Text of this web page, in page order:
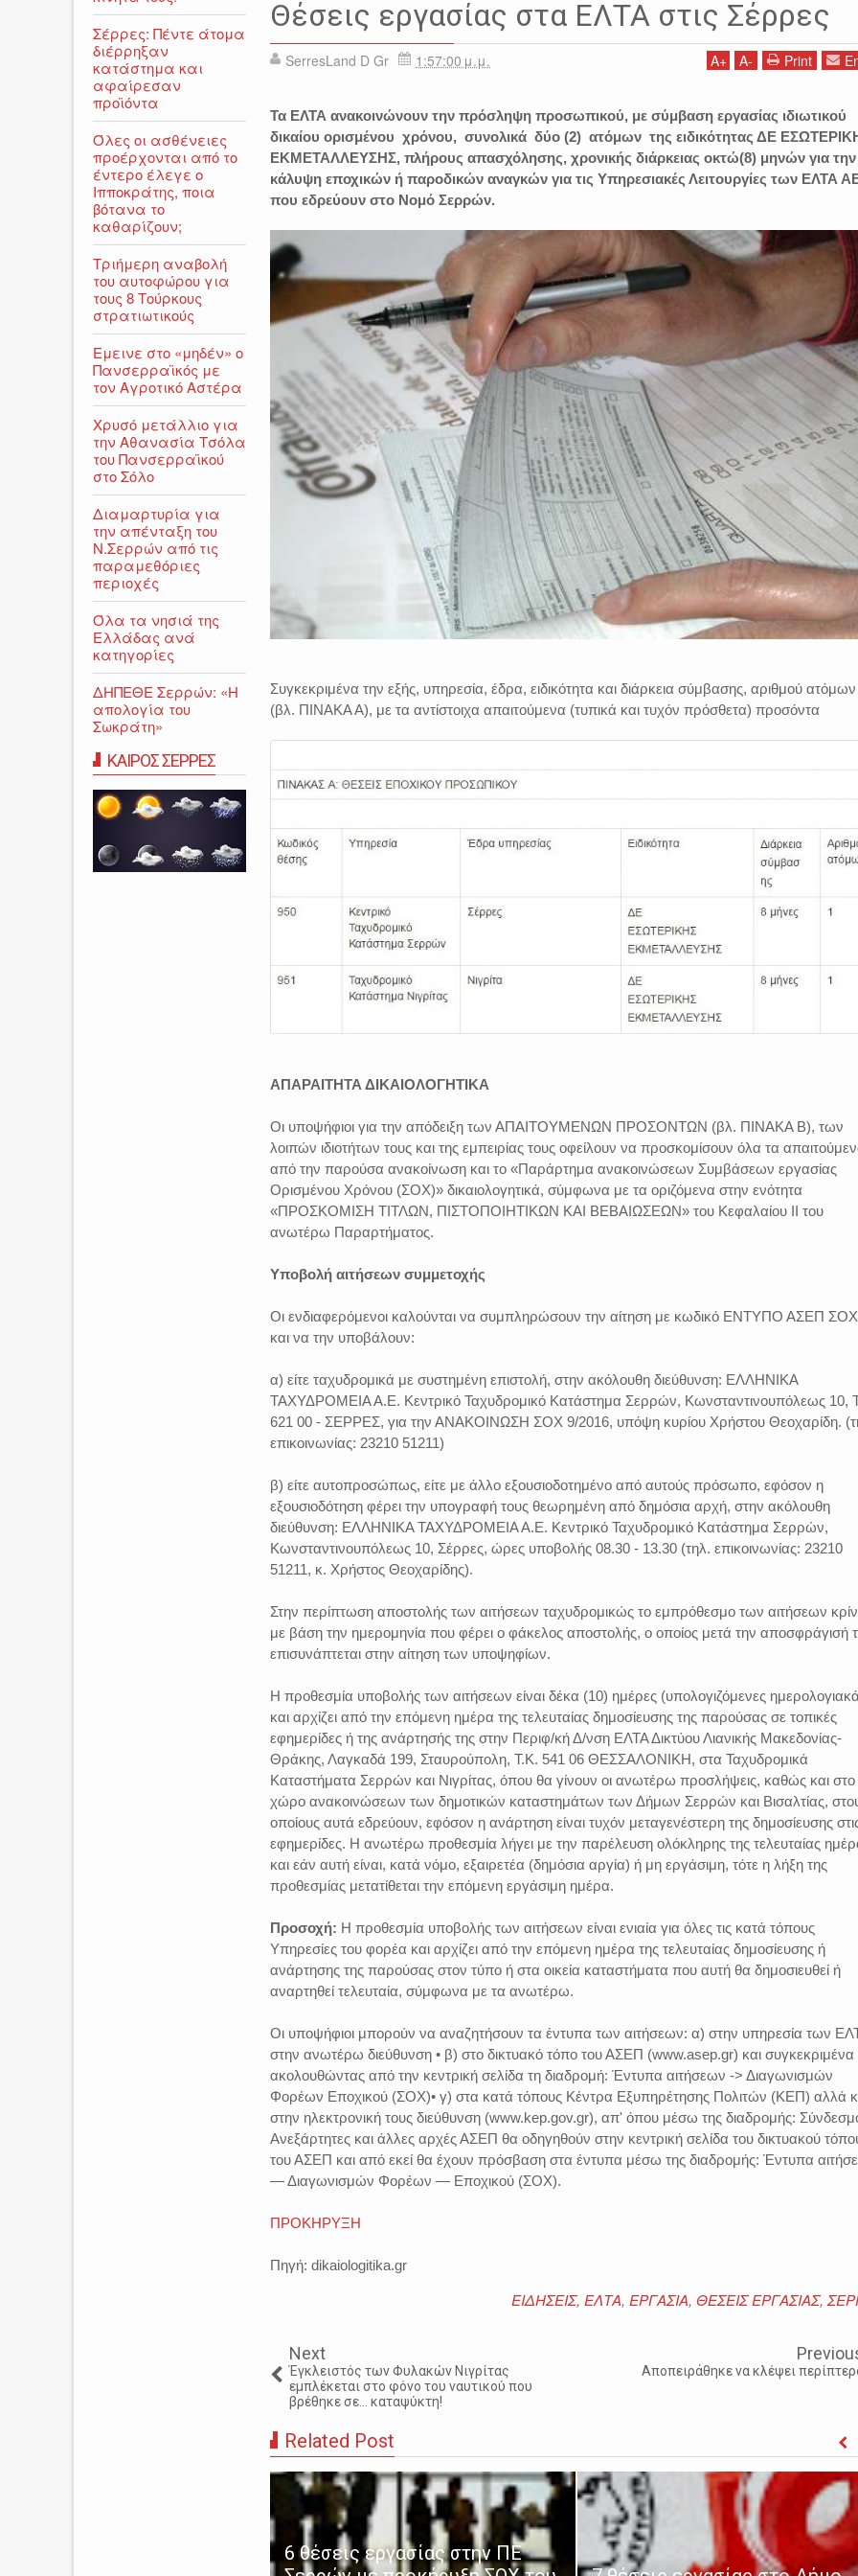
Θέσεις εργασίας στα ΕΛΤΑ στις Σέρρες
SerresLand D Gr 1:57:00 μ.μ. A+ A- Print
Τα ΕΛΤΑ ανακοινώνουν την πρόσληψη προσωπικού, με σύμβαση εργασίας ιδιωτικού
δικαίου ορισμένου χρόνου, συνολικά δύο (2) ατόμων της ειδικότητας ΔΕ
ΕΚΜΕΤΑΛΛΕΥΣΗΣ, πλήρους απασχόλησης, χρονικής διάρκειας οκτώ(8) μηνών για την
κάλυψη εποχικών ή παροδικών αναγκών για τις Υπηρεσιακές Λειτουργίες των ΕΛΤΑ
που εδρεύουν στο Νομό Σερρών.
Συγκεκριμένα την εξής, υπηρεσία, έδρα, ειδικότητα και διάρκεια σύμβασης, αριθμού ατόμων
(βλ. ΠΙΝΑΚΑ Α), με τα αντίστοιχα απαιτούμενα (τυπικά και τυχόν πρόσθετα) προσόντα
ΑΠΑΡΑΙΤΗΤΑ ΔΙΚΑΙΟΛΟΓΗΤΙΚΑ
Οι υποψήφιοι για την απόδειξη των ΑΠΑΙΤΟΥΜΕΝΩΝ ΠΡΟΣΟΝΤΩΝ (βλ. ΠΙΝΑΚΑ Β), των
λοιπών ιδιοτήτων τους και της εμπειρίας τους οφείλουν να προσκομίσουν όλα τα
από την παρούσα ανακοίνωση και το «Παράρτημα ανακοινώσεων Συμβάσεων εργασίας
Ορισμένου Χρόνου (ΣΟΧ)» δικαιολογητικά, σύμφωνα με τα οριζόμενα στην ενότητα
«ΠΡΟΣΚΟΜΙΣΗ ΤΙΤΛΩΝ, ΠΙΣΤΟΠΟΙΗΤΙΚΩΝ ΚΑΙ ΒΕΒΑΙΩΣΕΩΝ» του Κεφαλαίου ΙΙ του
ανωτέρω Παραρτήματος.
Υποβολή αιτήσεων συμμετοχής
Οι ενδιαφερόμενοι καλούνται να συμπληρώσουν την αίτηση με κωδικό ΕΝΤΥΠΟ ΑΣΕΠ
και να την υποβάλουν:
α) είτε ταχυδρομικά με συστημένη επιστολή, στην ακόλουθη διεύθυνση: ΕΛΛΗΝΙΚΑ
ΤΑΧΥΔΡΟΜΕΙΑ Α.Ε. Κεντρικό Ταχυδρομικό Κατάστημα Σερρών, Κωνσταντινουπόλεως 10,
621 00 - ΣΕΡΡΕΣ, για την ΑΝΑΚΟΙΝΩΣΗ ΣΟΧ 9/2016, υπόψη κυρίου Χρήστου Θεοχαρίδη.
επικοινωνίας: 23210 51211)
β) είτε αυτοπροσώπως, είτε με άλλο εξουσιοδοτημένο από αυτούς πρόσωπο, εφόσον η
εξουσιοδότηση φέρει την υπογραφή τους θεωρημένη από δημόσια αρχή, στην ακόλουθη
διεύθυνση: ΕΛΛΗΝΙΚΑ ΤΑΧΥΔΡΟΜΕΙΑ Α.Ε. Κεντρικό Ταχυδρομικό Κατάστημα Σερρών,
Κωνσταντινουπόλεως 10, Σέρρες, ώρες υποβολής 08.30 - 13.30 (τηλ. επικοινωνίας: 23210
51211, κ. Χρήστος Θεοχαρίδης).
Στην περίπτωση αποστολής των αιτήσεων ταχυδρομικώς το εμπρόθεσμο των αιτήσεων
με βάση την ημερομηνία που φέρει ο φάκελος αποστολής, ο οποίος μετά την αποσφράγισή
επισυνάπτεται στην αίτηση των υποψηφίων.
Η προθεσμία υποβολής των αιτήσεων είναι δέκα (10) ημέρες (υπολογιζόμενες
και αρχίζει από την επόμενη ημέρα της τελευταίας δημοσίευσης της παρούσας σε τοπικές
εφημερίδες ή της ανάρτησής της στην Περιφ/κή Δ/νση ΕΛΤΑ Δικτύου Λιανικής Μακεδονίας-
Θράκης, Λαγκαδά 199, Σταυρούπολη, Τ.Κ. 541 06 ΘΕΣΣΑΛΟΝΙΚΗ, στα Ταχυδρομικά
Καταστήματα Σερρών και Νιγρίτας, όπου θα γίνουν οι ανωτέρω προσλήψεις, καθώς και στο
χώρο ανακοινώσεων των δημοτικών καταστημάτων των Δήμων Σερρών και Βισαλτίας,
οποίους αυτά εδρεύουν, εφόσον η ανάρτηση είναι τυχόν μεταγενέστερη της δημοσίευσης
εφημερίδες. Η ανωτέρω προθεσμία λήγει με την παρέλευση ολόκληρης της τελευταίας
και εάν αυτή είναι, κατά νόμο, εξαιρετέα (δημόσια αργία) ή μη εργάσιμη, τότε η λήξη της
προθεσμίας μετατίθεται την επόμενη εργάσιμη ημέρα.
Προσοχή: Η προθεσμία υποβολής των αιτήσεων είναι ενιαία για όλες τις κατά τόπους
Υπηρεσίες του φορέα και αρχίζει από την επόμενη ημέρα της τελευταίας δημοσίευσης ή
ανάρτησης της παρούσας στον τύπο ή στα οικεία καταστήματα που αυτή θα δημοσιευθεί ή
αναρτηθεί τελευταία, σύμφωνα με τα ανωτέρω.
Οι υποψήφιοι μπορούν να αναζητήσουν τα έντυπα των αιτήσεων: α) στην υπηρεσία των
στην ανωτέρω διεύθυνση • β) στο δικτυακό τόπο του ΑΣΕΠ (www.asep.gr) και συγκεκριμένα
ακολουθώντας από την κεντρική σελίδα τη διαδρομή: Έντυπα αιτήσεων -> Διαγωνισμών
Φορέων Εποχικού (ΣΟΧ)• γ) στα κατά τόπους Κέντρα Εξυπηρέτησης Πολιτών (ΚΕΠ) αλλά
στην ηλεκτρονική τους διεύθυνση (www.kep.gov.gr), απ' όπου μέσω της διαδρομής:
Ανεξάρτητες και άλλες αρχές ΑΣΕΠ θα οδηγηθούν στην κεντρική σελίδα του δικτυακού
του ΑΣΕΠ και από εκεί θα έχουν πρόσβαση στα έντυπα μέσω της διαδρομής: Έντυπα
— Διαγωνισμών Φορέων — Εποχικού (ΣΟΧ).
ΠΡΟΚΗΡΥΞΗ
Πηγή: dikaiologitika.gr
ΕΙΔΗΣΕΙΣ, ΕΛΤΑ, ΕΡΓΑΣΙΑ, ΘΕΣΕΙΣ ΕΡΓΑΣΙΑΣ,
Next
Έγκλειστός των Φυλακών Νιγρίτας
εμπλέκεται στο φόνο του ναυτικού που
βρέθηκε σε… καταψύκτη!
Αποπειράθηκε να κλέψει
Related Post
6 θέσεις εργασίας στην ΠΕ
Σέρρες: Πέντε άτομα
διέρρηξαν
κατάστημα και
αφαίρεσαν
προϊόντα
Όλες οι ασθένειες
προέρχονται από το
έντερο έλεγε ο
Ιπποκράτης, ποια
βότανα το
καθαρίζουν;
Τριήμερη αναβολή
του αυτοφώρου για
τους 8 Τούρκους
στρατιωτικούς
Εμεινε στο «μηδέν» o
Πανσερραϊκός με
τον Αγροτικό Αστέρα
Χρυσό μετάλλιο για
την Αθανασία Τσόλα
του Πανσερραϊκού
στο Σόλο
Διαμαρτυρία για
την απένταξη του
Ν.Σερρών από τις
παραμεθόριες
περιοχές
Όλα τα νησιά της
Ελλάδας ανά
κατηγορίες
ΔΗΠΕΘΕ Σερρών: «Η
απολογία του
Σωκράτη»
ΚΑΙΡΟΣ ΣΕΡΡΕΣ